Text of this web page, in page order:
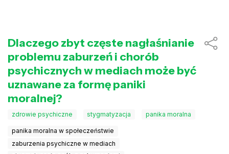
Dlaczego zbyt częste nagłaśnianie
problemu zaburzeń i chorób
psychicznych w mediach może być
uznawane za formę paniki
moralnej?
zdrowie psychiczne stygmatyzacja panika moralna
panika moralna w społeczeństwie
zaburzenia psychiczne w mediach